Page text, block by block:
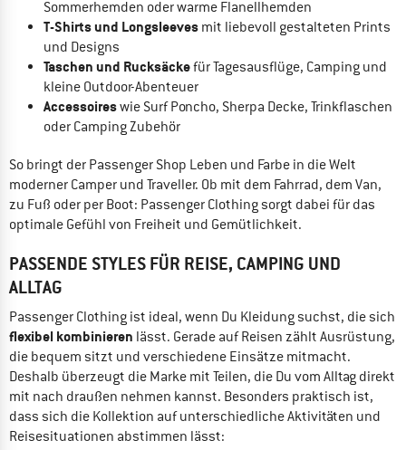
Sommerhemden oder warme Flanellhemden
T-Shirts und Longsleevesmit liebevoll gestalteten Prints
und Designs
Taschen und Rucksäckefür Tagesausflüge, Camping und
kleine Outdoor-Abenteuer
Accessoireswie Surf Poncho, Sherpa Decke, Trinkflaschen
oder Camping Zubehör
So bringt der Passenger Shop Leben und Farbe in die Welt
moderner Camper und Traveller. Ob mit dem Fahrrad, dem Van,
zu Fuß oder per Boot: Passenger Clothing sorgt dabei für das
optimale Gefühl von Freiheit und Gemütlichkeit.
PASSENDE STYLES FÜR REISE, CAMPING UND
ALLTAG
Passenger Clothing ist ideal, wenn Du Kleidung suchst, die sich
flexibel kombinieren lässt. Gerade auf Reisen zählt Ausrüstung,
die bequem sitzt und verschiedene Einsätze mitmacht.
Deshalb überzeugt die Marke mit Teilen, die Du vom Alltag direkt
mit nach draußen nehmen kannst. Besonders praktisch ist,
dass sich die Kollektion auf unterschiedliche Aktivitäten und
Reisesituationen abstimmen lässt: